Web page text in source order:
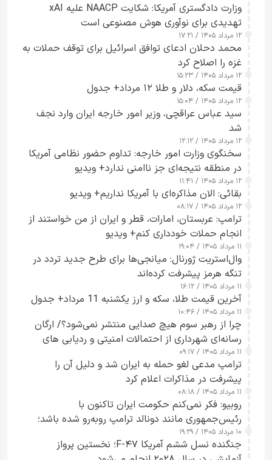
وزارت دادگستری آمریکا: شکایت NAACP علیه xAI
تهدیدی برای نوآوری هوش مصنوعی است
۱۲ مرداد ۱۴۰۵ / ۱۷:۲۱
محمد دحلان ادعای توافق اسرائیل برای توقف حملات به
غزه را اصلاح کرد
۱۲ مرداد ۱۴۰۵ / ۱۵:۲۳
قیمت سکه، دلار و طلا ۱۲ مرداد+ جدول
۱۲ مرداد ۱۴۰۵ / ۱۵:۰۴
سید عباس عراقچی، وزیر امور خارجه ایران وارد نجف
شد
۱۲ مرداد ۱۴۰۵ / ۱۲:۱۲
سخنگوی وزارت امور خارجه: تداوم حضور نظامی آمریکا
در منطقه نتیجه‌ای جز ناامنی ندارد+ ویدیو
۱۲ مرداد ۱۴۰۵ / ۱۱:۴۱
بقائی: الان مذاکره‌ای با آمریکا نداریم+ ویدیو
۱۲ مرداد ۱۴۰۵ / ۰۸:۱۷
ترامپ: عربستان، امارات، قطر و ایران از من خواستند از
انجام حملات خودداری کنم+ ویدیو
۱۱ مرداد ۱۴۰۵ / ۱۹:۰۴
وال‌استریت ژورنال: میانجی‌ها برای طرح جدید تردد در
تنگه هرمز پیشرفت کرده‌اند
۱۱ مرداد ۱۴۰۵ / ۱۶:۱۲
آخرین قیمت طلا، سکه و ارز یکشنبه 11 مرداد+ جدول
۱۱ مرداد ۱۴۰۵ / ۱۰:۴۶
چرا از رهبر سوم هیچ صدایی منتشر نمی‌شود؟/ ارگان
رسانه‌ای شهرداری از احتمالات امنیتی و ردیابی های
جاسوسی گفت
۱۱ مرداد ۱۴۰۵ / ۰۹:۱۷
ترامپ مدعی لغو حمله به ایران شد و دلیل آن را
پیشرفت در مذاکرات اعلام کرد
۱۱ مرداد ۱۴۰۵ / ۰۸:۱۸
روبیو: فکر نمی‌کنم حکومت ایران تاکنون با
رئیس‌جمهوری مانند دونالد ترامپ روبه‌رو شده باشد؛
کسی که واقعاً دست به اقدام می‌زند
۱۰ مرداد ۱۴۰۵ / ۱۹:۲۹
جنگنده نسل ششم آمریکا F-۴۷؛ نخستین پرواز